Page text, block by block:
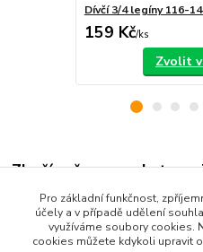
Dívčí 3/4 legíny 116-
159 Kč/ks
Zvolit
Zboží zařazeno v
Dětské oblečení
Dětské kalhoty
Pro základní funkčnost,
účely a v případě udělení
využíváme soubory cookies.
cookies můžete kdykoli upravit